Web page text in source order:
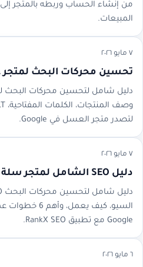
من إنشاء الحساب وربطه بالمتجر
المبيعات.
٧ مايو ٢٠٢٦
تحسين محركات البحث
دليل شامل لتحسين محركات البحث
لتصدر متجر العسل في Google.
٧ مايو ٢٠٢٦
دليل SEO الشامل لمتجر سلة للمبتدئين 2026
السيو، كيف
Google مع تطبيق RankX SEO.
٦ مايو ٢٠٢٦